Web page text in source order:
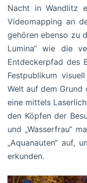
Nacht in Wandlitz
Videomapping an
gehören ebenso zu
Lumina“ wie die
Entdeckerpfad des
Festpublikum
Welt auf dem Grund
eine mittels
den Köpfen der
und „Wasserfrau“
„Aquanauten“ auf,
erkunden.